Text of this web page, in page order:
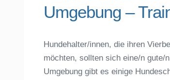
Das macht einen guten
Hundeführerschein für die
Hundezubehör für das
Preisvergleich der
Umgebung –
Hundehalter/innen, die ihren
möchten, sollten sich eine/n gute/
Umgebung gibt es einige